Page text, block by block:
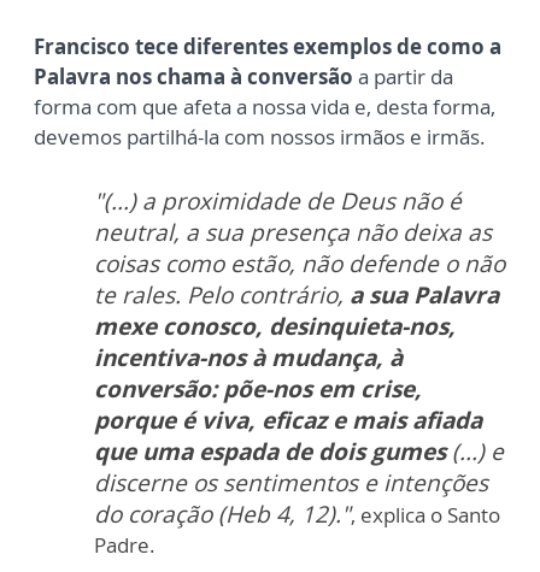
Francisco tece diferentes exemplos de como a
Palavra nos chama à conversão a partir da
forma com que afeta a nossa vida e, desta forma,
devemos partilhá-la com nossos irmãos e irmãs.
"(...) a proximidade de Deus não é
neutral, a sua presença não deixa as
coisas como estão, não defende o não
te rales. Pelo contrário, a sua Palavra
mexe conosco, desinquieta-nos,
incentiva-nos à mudança, à
conversão: põe-nos em crise,
porque é viva, eficaz e mais afiada
que uma espada de dois gumes(...) e
discerne os sentimentos e intenções
do coração (Heb 4, 12).", explica o Santo
Padre.